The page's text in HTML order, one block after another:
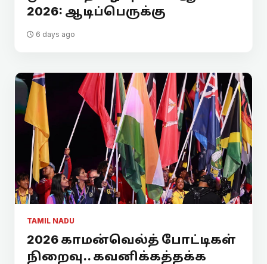
2026: ஆடிப்பெருக்கு
6 days ago
TAMIL NADU
2026 காமன்வெல்த் போட்டிகள்
நிறைவு.. கவனிக்கத்தக்க